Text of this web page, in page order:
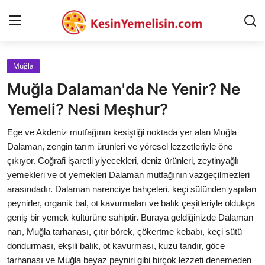
AnaSayfa
Gizlilik Sözleşmesi
Rüya Tabirleri
Diyet & Sağlıklı Beslenme
İletişim
Şehirler
Helal Gıda & Dini Hükümler
Gıda Güvenliği & Bilimi
Muğla
Muğla Dalaman'da Ne Yenir? Ne
Yemeli? Nesi Meşhur?
Ege ve Akdeniz mutfağının kesiştiği noktada yer alan Muğla
Dalaman, zengin tarım ürünleri ve yöresel lezzetleriyle öne
çıkıyor. Coğrafi işaretli yiyecekleri, deniz ürünleri, zeytinyağlı
yemekleri ve ot yemekleri Dalaman mutfağının vazgeçilmezleri
arasındadır. Dalaman narenciye bahçeleri, keçi sütünden yapılan
peynirler, organik bal, ot kavurmaları ve balık çeşitleriyle oldukça
geniş bir yemek kültürüne sahiptir. Buraya geldiğinizde Dalaman
narı, Muğla tarhanası, çıtır börek, çökertme kebabı, keçi sütü
dondurması, ekşili balık, ot kavurması, kuzu tandır, göce
tarhanası ve Muğla beyaz peyniri gibi birçok lezzeti denemeden